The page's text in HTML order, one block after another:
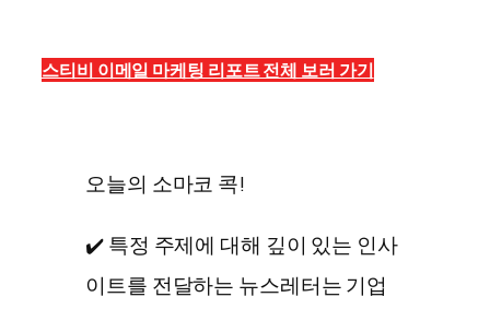
스티비 이메일 마케팅 리포트 전체 보러 가기
오늘의 소마코 콕!
✔️ 특정 주제에 대해 깊이 있는 인사
이트를 전달하는 뉴스레터는 기업